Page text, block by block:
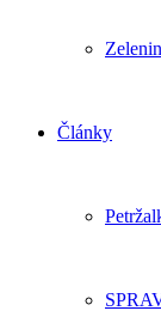
Články